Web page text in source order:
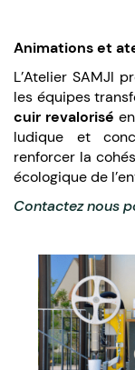
Animations et
L’Atelier SAMJI
les équipes
cuir revalorisé
ludique et
renforcer la
écologique de
Contactez nous